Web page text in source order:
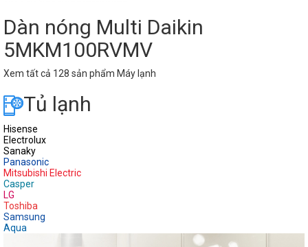
Dàn nóng Multi Daikin
5MKM100RVMV
Xem tất cả 128 sản phẩm Máy lạnh
Tủ lạnh
Hisense
Electrolux
Sanaky
Panasonic
Mitsubishi Electric
Casper
LG
Toshiba
Samsung
Aqua